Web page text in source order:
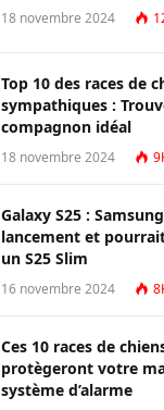
18 novembre 2024
Top 10 des races de
sympathiques :
compagnon idéal
18 novembre 2024
Galaxy S25 :
lancement et
un S25 Slim
16 novembre 2024
Ces 10 races de
protègeront votre
système d’alarme